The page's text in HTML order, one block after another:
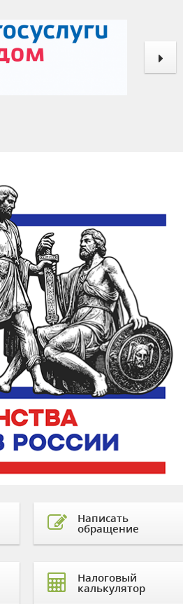
Написать
обращение
Налоговый
калькулятор